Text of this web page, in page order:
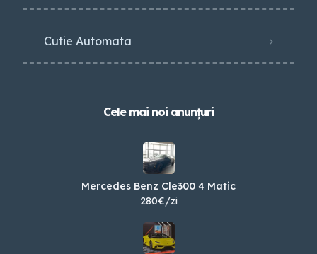
Cutie Automata
Cele mai noi anunțuri
Mercedes Benz Cle300 4 Matic
280€/zi